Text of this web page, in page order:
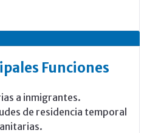
Funciones
a inmigrantes.
de residencia temporal